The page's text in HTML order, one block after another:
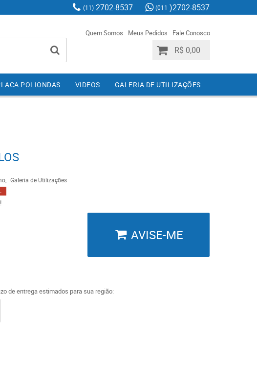
(11) 2702-8537 (011 )2702-8537
Quem Somos Meus Pedidos Fale Conosco
R$ 0,00
POLIONDAS VIDEOS GALERIA DE UTILIZAÇÕES
Galeria de Utilizações
AVISE-ME
de entrega estimados para sua região: